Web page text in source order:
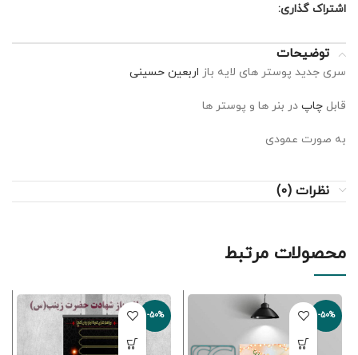
اشتراک گذاری:
توضیحات
سری جدید پوستر های لایه باز اربعین حسینی
قابل چاپ در بنر ها و پوستر ها
به صورت عمودی
نظرات (0)
محصولات مرتبط
-50%
-50%